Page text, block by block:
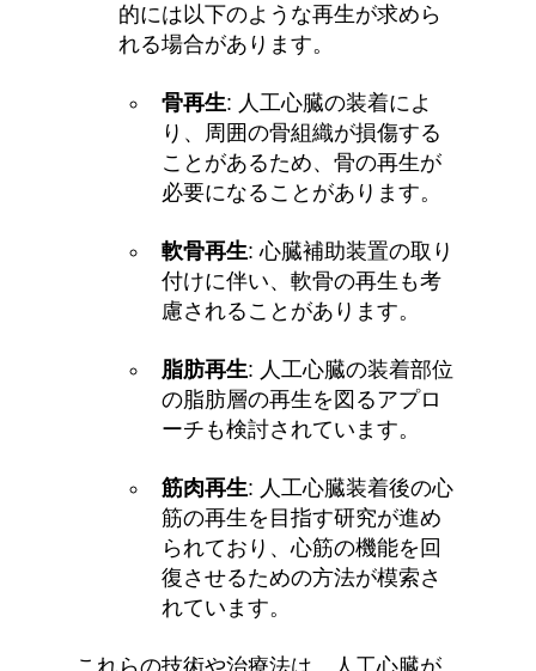
的には以下のような再生が求めら
れる場合があります。
骨再生: 人工心臓の装着によ
り、周囲の骨組織が損傷する
ことがあるため、骨の再生が
必要になることがあります。
軟骨再生: 心臓補助装置の取り
付けに伴い、軟骨の再生も考
慮されることがあります。
脂肪再生: 人工心臓の装着部位
の脂肪層の再生を図るアプロ
ーチも検討されています。
筋肉再生: 人工心臓装着後の心
筋の再生を目指す研究が進め
られており、心筋の機能を回
復させるための方法が模索さ
れています。
これらの技術や治療法は、人工心臓が